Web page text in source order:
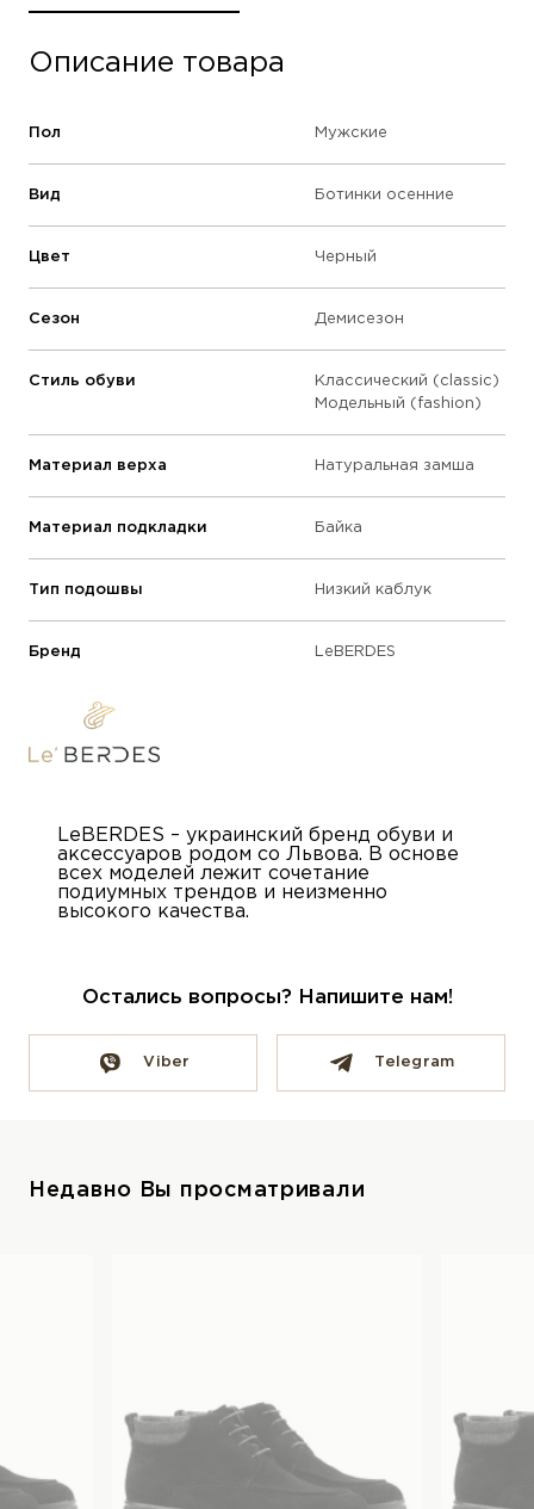
Описание товара
Пол Мужские
Вид Ботинки осенние
Цвет Черный
Сезон Демисезон
Стиль обуви
Классический (classic)
Модельный (fashion)
Материал верха Натуральная замша
Материал подкладки Байка
Тип подошвы Низкий каблук
Бренд LeBERDES
LeBERDES – украинский бренд обуви и
аксессуаров родом со Львова. В основе
всех моделей лежит сочетание
подиумных трендов и неизменно
высокого качества.
Остались вопросы? Напишите нам!
Viber Telegram
Недавно Вы просматривали